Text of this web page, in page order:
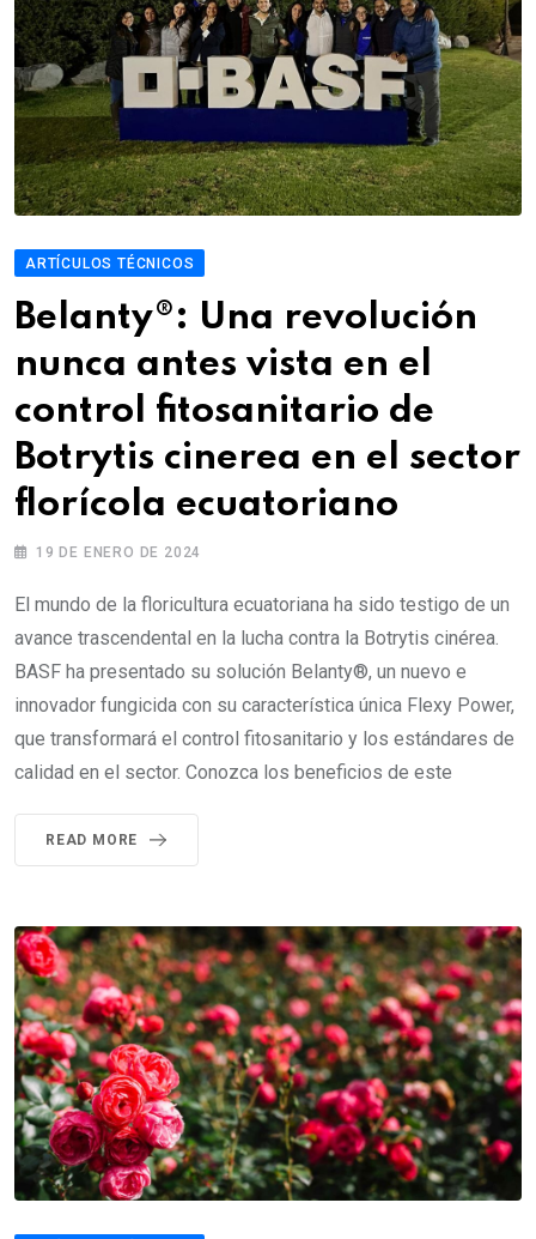
ARTÍCULOS TÉCNICOS
Belanty®: Una revolución
nunca antes vista en el
control fitosanitario de
Botrytis cinerea en el sector
florícola ecuatoriano
19 DE ENERO DE 2024
El mundo de la floricultura ecuatoriana ha sido testigo de un
avance trascendental en la lucha contra la Botrytis cinérea.
BASF ha presentado su solución Belanty®, un nuevo e
innovador fungicida con su característica única Flexy Power,
que transformará el control fitosanitario y los estándares de
calidad en el sector. Conozca los beneficios de este
READ MORE